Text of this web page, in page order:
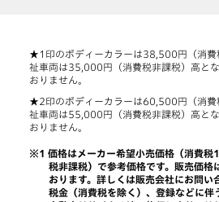
★1印のボディーカラーは38,500円（消
祉車両は35,000円（消費税非課税）高と
おりません。
★2印のボディーカラーは60,500円（消
祉車両は55,000円（消費税非課税）高と
おりません。
価格はメーカー希望小売価格（消費
税非課税）で参考価格です。販売価格
おります。詳しくは販売会社にお問い
税金（消費税を除く）、登録などに伴